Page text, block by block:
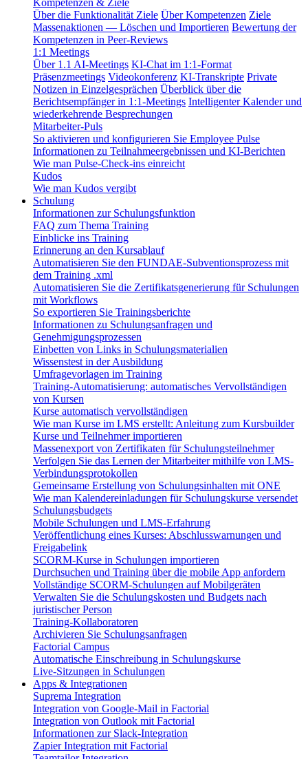
Über die Funktionalität Ziele Über Kompetenzen Ziele
Massenaktionen — Löschen und Importieren Bewertung der
Kompetenzen in Peer-Reviews
1:1 Meetings
Über 1.1 AI-Meetings KI-Chat im 1:1-Format
Präsenzmeetings Videokonferenz KI-Transkripte Private
Notizen in Einzelgesprächen Überblick über die
Berichtsempfänger in 1:1-Meetings Intelligenter Kalender und
wiederkehrende Besprechungen
Mitarbeiter-Puls
So aktivieren und konfigurieren Sie Employee Pulse
Informationen zu Teilnahmeergebnissen und KI-Berichten
Wie man Pulse-Check-ins einreicht
Kudos
Wie man Kudos vergibt
Schulung
Informationen zur Schulungsfunktion
FAQ zum Thema Training
Einblicke ins Training
Erinnerung an den Kursablauf
Automatisieren Sie den FUNDAE-Subventionsprozess mit
dem Training .xml
Automatisieren Sie die Zertifikatsgenerierung für Schulungen
mit Workflows
So exportieren Sie Trainingsberichte
Informationen zu Schulungsanfragen und
Genehmigungsprozessen
Einbetten von Links in Schulungsmaterialien
Wissenstest in der Ausbildung
Umfragevorlagen im Training
Training-Automatisierung: automatisches Vervollständigen
von Kursen
Kurse automatisch vervollständigen
Wie man Kurse im LMS erstellt: Anleitung zum Kursbuilder
Kurse und Teilnehmer importieren
Massenexport von Zertifikaten für Schulungsteilnehmer
Verfolgen Sie das Lernen der Mitarbeiter mithilfe von LMS-
Verbindungsprotokollen
Gemeinsame Erstellung von Schulungsinhalten mit ONE
Wie man Kalendereinladungen für Schulungskurse versendet
Schulungsbudgets
Mobile Schulungen und LMS-Erfahrung
Veröffentlichung eines Kurses: Abschlusswarnungen und
Freigabelink
SCORM-Kurse in Schulungen importieren
Durchsuchen und Training über die mobile App anfordern
Vollständige SCORM-Schulungen auf Mobilgeräten
Verwalten Sie die Schulungskosten und Budgets nach
juristischer Person
Training-Kollaboratoren
Archivieren Sie Schulungsanfragen
Factorial Campus
Automatische Einschreibung in Schulungskurse
Live-Sitzungen in Schulungen
Apps & Integrationen
Suprema Integration
Integration von Google-Mail in Factorial
Integration von Outlook mit Factorial
Informationen zur Slack-Integration
Zapier Integration mit Factorial